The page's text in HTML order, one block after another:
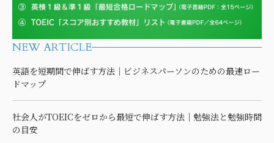
NEW ARTICLE
英語を短期間で伸ばす方法｜ビジネスパーソンのための最速ロー
ドマップ
社会人がTOEICをゼロから最短で伸ばす方法｜勉強法と勉強時間
の目安